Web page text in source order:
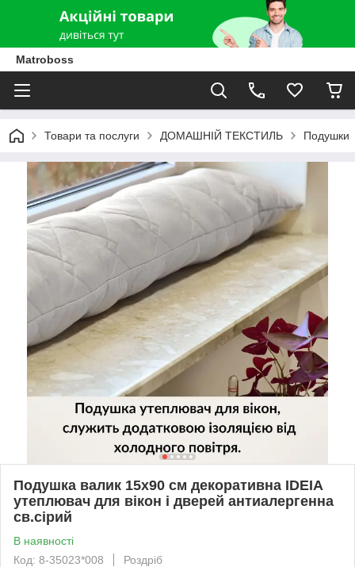
Matroboss
Товари та послуги ДОМАШНІЙ ТЕКСТИЛЬ Подушки
Подушка валик 15х90 см декоративна IDEIA
утеплювач для вікон і дверей антиалергенна
св.сірий
В наявності
Код: 8-35023*008
Роздріб